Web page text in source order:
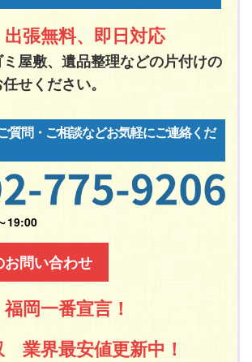
張無料、即日対応
屋敷、遺品整理などの片付けの
せください。
質問・ご相談などお気軽にご連絡くだ
19:00
お問い合わせ
岡一番宣言！
業界最安値更新中！